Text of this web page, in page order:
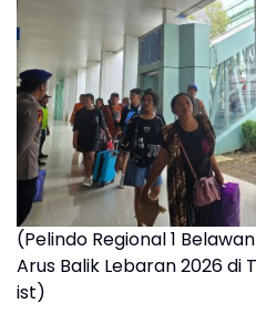
(Pelindo Regional 1
Arus Balik Lebaran 2026 di
ist)